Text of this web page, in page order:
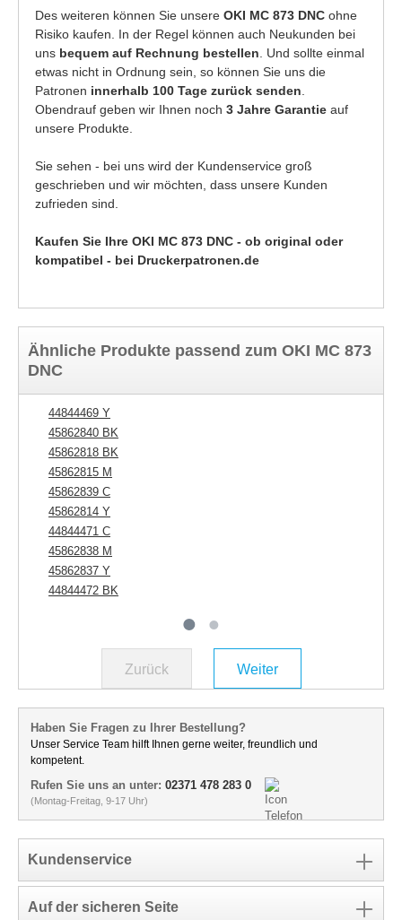
Des weiteren können Sie unsere OKI MC 873 DNC ohne
Risiko kaufen. In der Regel können auch Neukunden bei
uns bequem auf Rechnung bestellen . Und sollte einmal
etwas nicht in Ordnung sein, so können Sie uns die
Patronen innerhalb 100 Tage zurück senden
Obendrauf geben wir Ihnen noch 3 Jahre Garantie auf
unsere Produkte.
Sie sehen - bei uns wird der Kundenservice groß
geschrieben und wir möchten, dass unsere Kunden
zufrieden sind.
Kaufen Sie Ihre OKI MC 873 DNC - ob original oder
kompatibel - bei Druckerpatronen.de
Ähnliche Produkte passend zum OKI MC 873
DNC
44844469 Y
45862840 BK
45862818 BK
45862815 M
45862839 C
45862814 Y
44844471 C
45862838 M
45862837 Y
44844472 BK
Zurück Weiter
Haben Sie Fragen zu Ihrer Bestellung?
Unser Service Team hilft Ihnen gerne weiter, freundlich und
kompetent.
Rufen Sie uns an unter: 02371 478 283 0
(Montag-Freitag, 9-17 Uhr)
Kundenservice
Auf der sicheren Seite